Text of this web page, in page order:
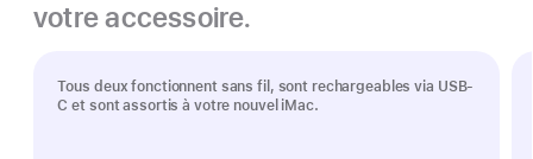
votre accessoire.
Tous deux fonctionnent sans fil, sont rechargeables via USB-
C et sont assortis à votre nouvel iMac.